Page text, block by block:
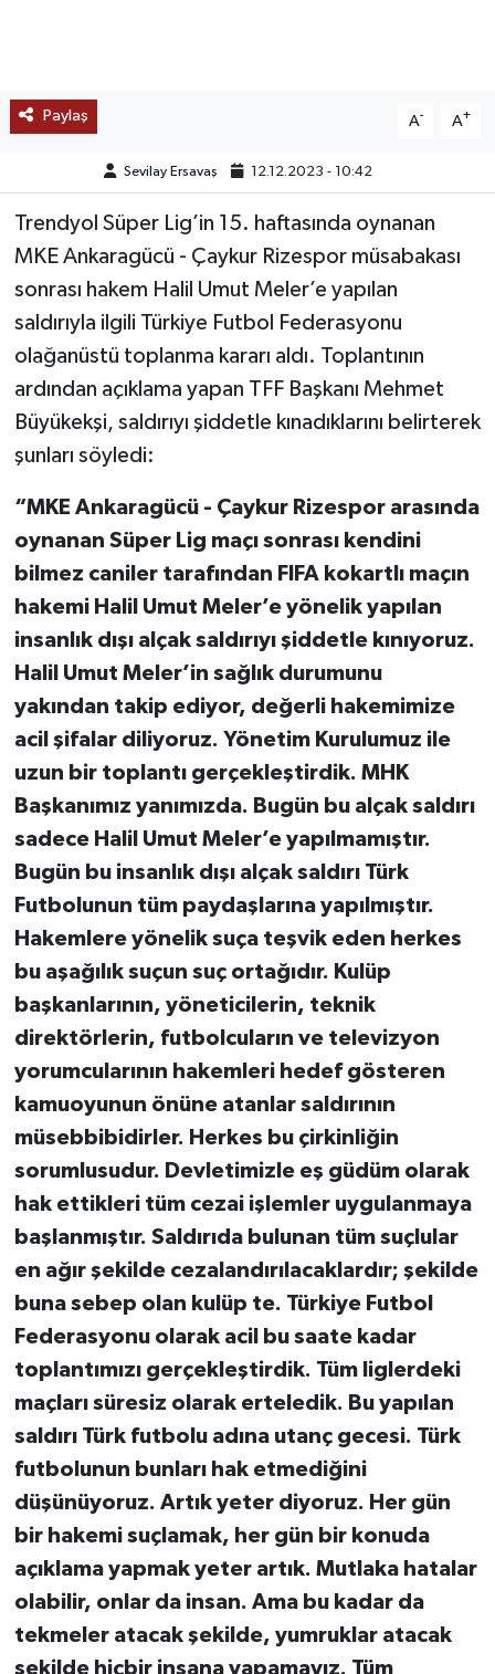
Paylaş A- A+
Sevilay Ersavaş 12.12.2023 - 10:42
Trendyol Süper Lig’in 15. haftasında oynanan
MKE Ankaragücü - Çaykur Rizespor müsabakası
sonrası hakem Halil Umut Meler’e yapılan
saldırıyla ilgili Türkiye Futbol Federasyonu
olağanüstü toplanma kararı aldı. Toplantının
ardından açıklama yapan TFF Başkanı Mehmet
Büyükekşi, saldırıyı şiddetle kınadıklarını belirterek
şunları söyledi:
“MKE Ankaragücü - Çaykur Rizespor arasında
oynanan Süper Lig maçı sonrası kendini
bilmez caniler tarafından FIFA kokartlı maçın
hakemi Halil Umut Meler’e yönelik yapılan
insanlık dışı alçak saldırıyı şiddetle kınıyoruz.
Halil Umut Meler’in sağlık durumunu
yakından takip ediyor, değerli hakemimize
acil şifalar diliyoruz. Yönetim Kurulumuz ile
uzun bir toplantı gerçekleştirdik. MHK
Başkanımız yanımızda. Bugün bu alçak saldırı
sadece Halil Umut Meler’e yapılmamıştır.
Bugün bu insanlık dışı alçak saldırı Türk
Futbolunun tüm paydaşlarına yapılmıştır.
Hakemlere yönelik suça teşvik eden herkes
bu aşağılık suçun suç ortağıdır. Kulüp
başkanlarının, yöneticilerin, teknik
direktörlerin, futbolcuların ve televizyon
yorumcularının hakemleri hedef gösteren
kamuoyunun önüne atanlar saldırının
müsebbibidirler. Herkes bu çirkinliğin
sorumlusudur. Devletimizle eş güdüm olarak
hak ettikleri tüm cezai işlemler uygulanmaya
başlanmıştır. Saldırıda bulunan tüm suçlular
en ağır şekilde cezalandırılacaklardır; şekilde
buna sebep olan kulüp te. Türkiye Futbol
Federasyonu olarak acil bu saate kadar
toplantımızı gerçekleştirdik. Tüm liglerdeki
maçları süresiz olarak erteledik. Bu yapılan
saldırı Türk futbolu adına utanç gecesi. Türk
futbolunun bunları hak etmediğini
düşünüyoruz. Artık yeter diyoruz. Her gün
bir hakemi suçlamak, her gün bir konuda
açıklama yapmak yeter artık. Mutlaka hatalar
olabilir, onlar da insan. Ama bu kadar da
tekmeler atacak şekilde, yumruklar atacak
şekilde hiçbir insana yapamayız. Tüm
MEDYA
OTOMOTİV
TEKNOLOJİ
YAŞAM
KÜLTÜR SANAT